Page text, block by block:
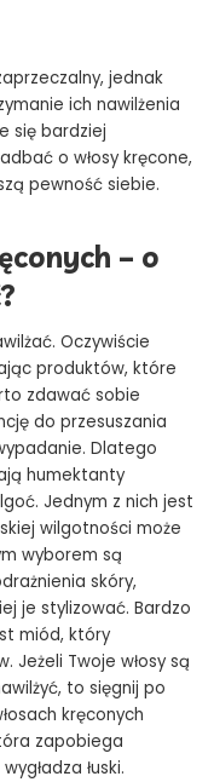
jednak
ich nawilżenia
się bardziej
o włosy kręcone,
pewność siebie.
– o
Oczywiście
produktów, które
zdawać sobie
do przesuszania
Dlatego
humektanty
Jednym z nich jest
wilgotności może
wyborem są
skóry,
je stylizować. Bardzo
miód, który
Jeżeli Twoje włosy są
to sięgnij po
kręconych
zapobiega
łuski.